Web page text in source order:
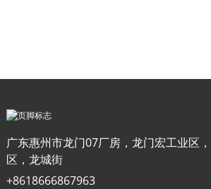
广东惠州市龙门07厂房，龙门宏工业区
区，龙城街
+8618666867963